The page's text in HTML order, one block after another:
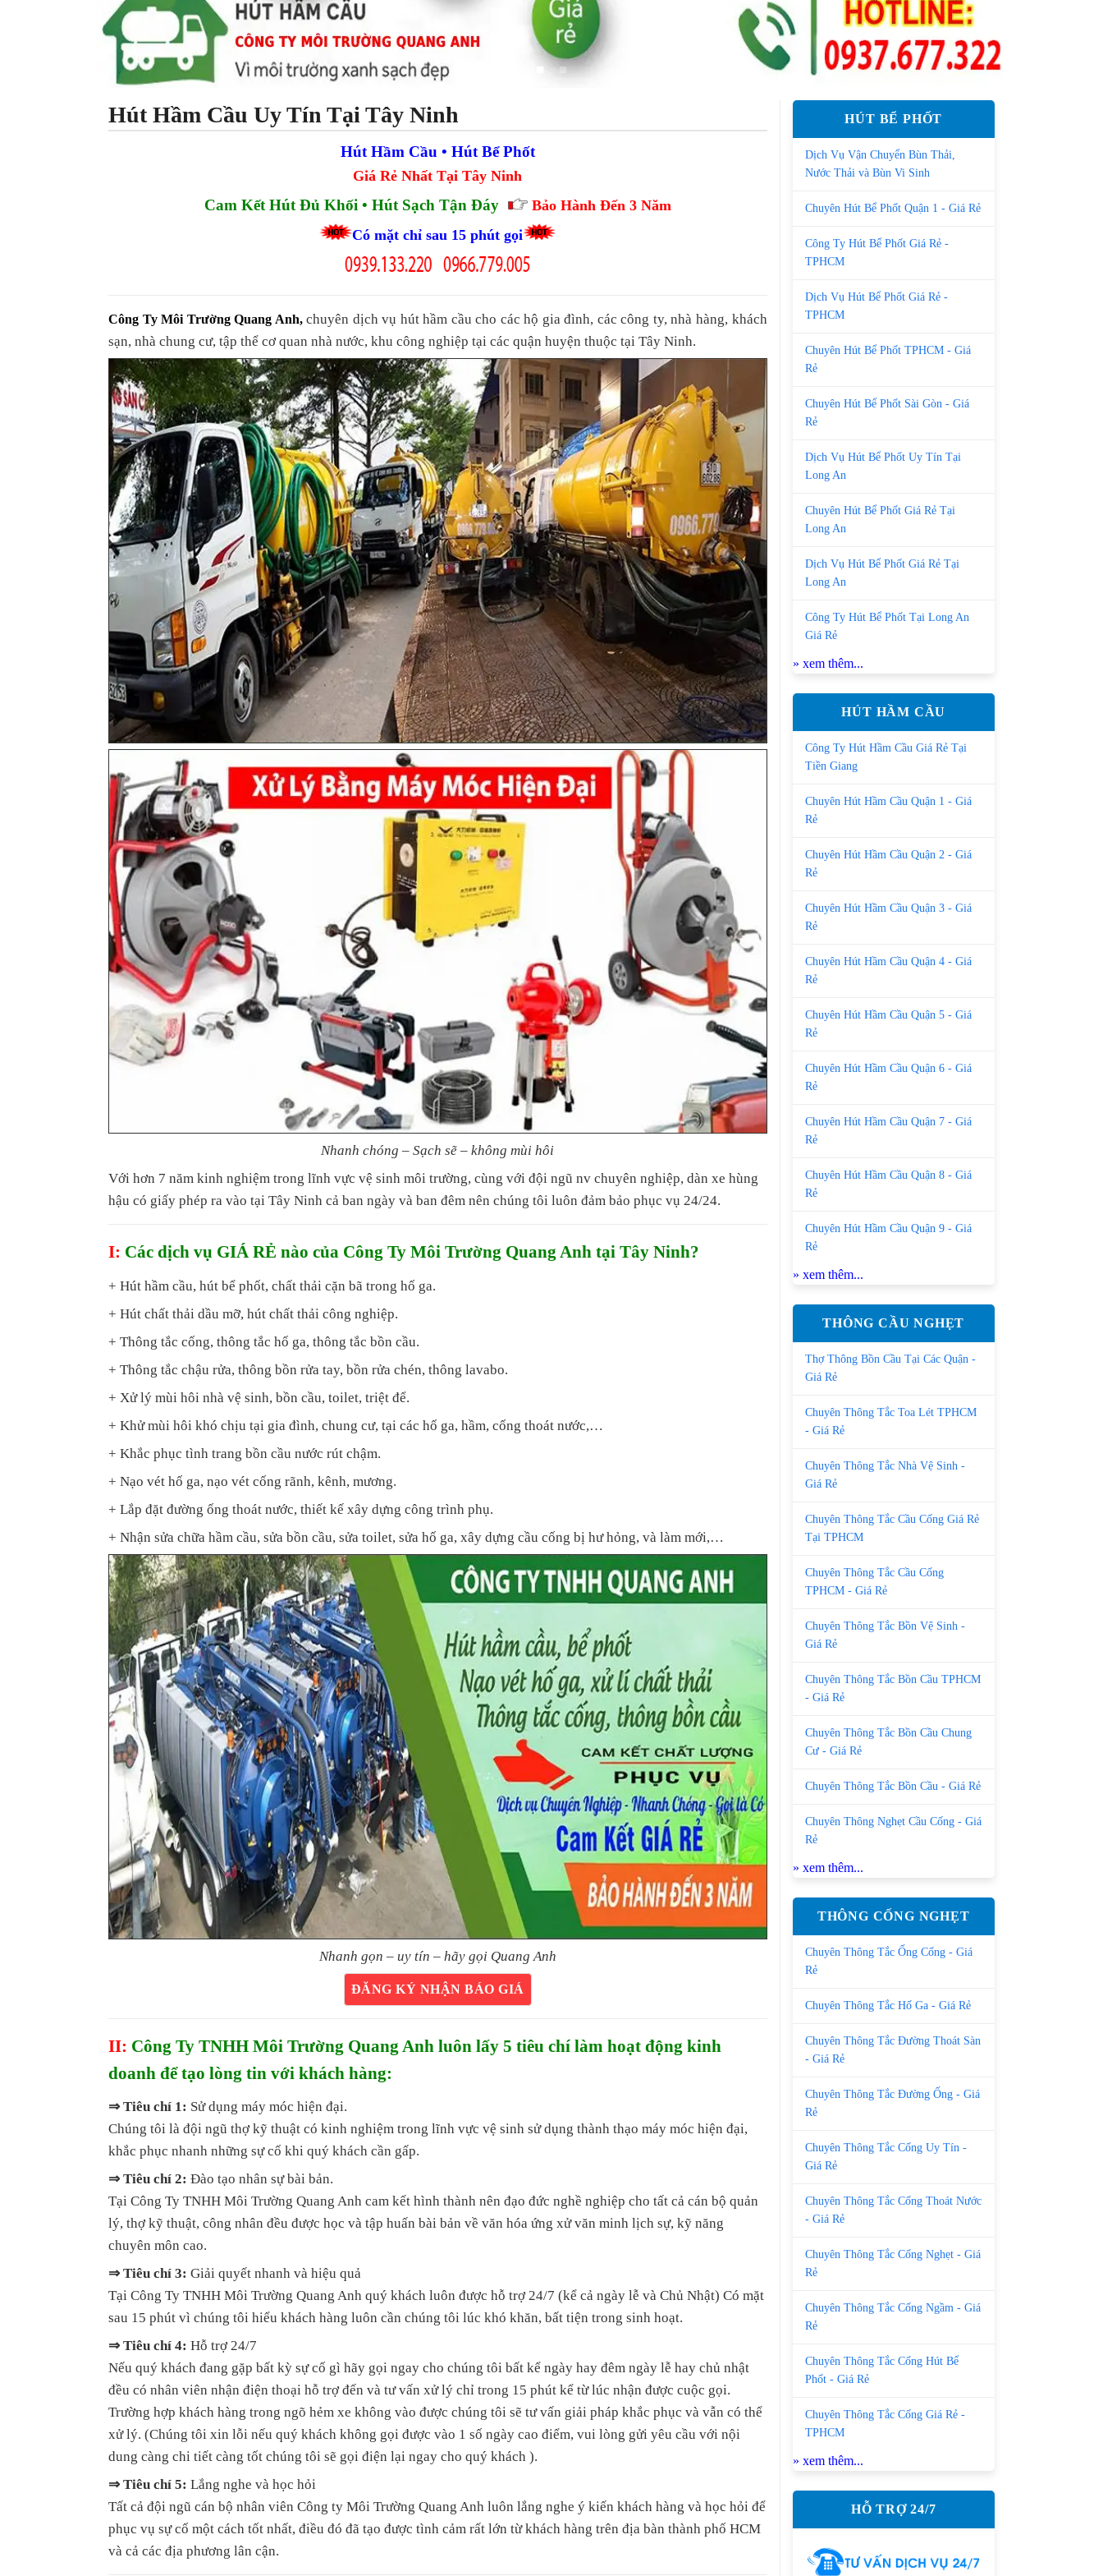
Hút Hầm Cầu Uy Tín Tại Tây Ninh
Hút Hầm Cầu • Hút Bể Phốt
Giá Rẻ Nhất Tại Tây Ninh
Cam Kết Hút Đủ Khối • Hút Sạch Tận Đáy
Bảo Hành Đến 3 Năm
Có mặt chỉ sau 15 phút gọi
Công Ty Môi Trường Quang Anh, chuyên dịch vụ hút hầm cầu cho các hộ gia đình, các công ty, nhà hàng, khách
sạn, nhà chung cư, tập thể cơ quan nhà nước, khu công nghiệp tại các quận huyện thuộc tại Tây Ninh.
Nhanh chóng – Sạch sẽ – không mùi hôi
Với hơn 7 năm kinh nghiệm trong lĩnh vực vệ sinh môi trường, cùng với đội ngũ nv chuyên nghiệp, dàn xe hùng
hậu có giấy phép ra vào tại Tây Ninh cả ban ngày và ban đêm nên chúng tôi luôn đảm bảo phục vụ 24/24.
I: Các dịch vụ GIÁ RẺ nào của Công Ty Môi Trường Quang Anh tại Tây Ninh?
+ Hút hầm cầu, hút bể phốt, chất thải cặn bã trong hố ga.
+ Hút chất thải dầu mỡ, hút chất thải công nghiệp.
+ Thông tắc cống, thông tắc hố ga, thông tắc bồn cầu.
+ Thông tắc chậu rửa, thông bồn rửa tay, bồn rửa chén, thông lavabo.
+ Xử lý mùi hôi nhà vệ sinh, bồn cầu, toilet, triệt để.
+ Khử mùi hôi khó chịu tại gia đình, chung cư, tại các hố ga, hầm, cống thoát nước,…
+ Khắc phục tình trang bồn cầu nước rút chậm.
+ Nạo vét hố ga, nạo vét cống rãnh, kênh, mương.
+ Lắp đặt đường ống thoát nước, thiết kế xây dựng công trình phụ.
+ Nhận sửa chữa hầm cầu, sửa bồn cầu, sửa toilet, sửa hố ga, xây dựng cầu cống bị hư hỏng, và làm mới,…
Nhanh gọn – uy tín – hãy gọi Quang Anh
ĐĂNG KÝ NHẬN BÁO GIÁ
II: Công Ty TNHH Môi Trường Quang Anh luôn lấy 5 tiêu chí làm hoạt động kinh
doanh để tạo lòng tin với khách hàng:
⇒ Tiêu chí 1: Sử dụng máy móc hiện đại.
Chúng tôi là đội ngũ thợ kỹ thuật có kinh nghiệm trong lĩnh vực vệ sinh sử dụng thành thạo máy móc hiện đại,
khắc phục nhanh những sự cố khi quý khách cần gấp.
⇒ Tiêu chí 2: Đào tạo nhân sự bài bản.
Tại Công Ty TNHH Môi Trường Quang Anh cam kết hình thành nên đạo đức nghề nghiệp cho tất cả cán bộ quản
lý, thợ kỹ thuật, công nhân đều được học và tập huấn bài bản về văn hóa ứng xử văn minh lịch sự, kỹ năng
chuyên môn cao.
⇒ Tiêu chí 3: Giải quyết nhanh và hiệu quả
Tại Công Ty TNHH Môi Trường Quang Anh quý khách luôn được hỗ trợ 24/7 (kể cả ngày lễ và Chủ Nhật) Có mặt
sau 15 phút vì chúng tôi hiểu khách hàng luôn cần chúng tôi lúc khó khăn, bất tiện trong sinh hoạt.
⇒ Tiêu chí 4: Hỗ trợ 24/7
Nếu quý khách đang gặp bất kỳ sự cố gì hãy gọi ngay cho chúng tôi bất kể ngày hay đêm ngày lễ hay chủ nhật
đều có nhân viên nhận điện thoại hỗ trợ đến và tư vấn xử lý chỉ trong 15 phút kể từ lúc nhận được cuộc gọi.
Trường hợp khách hàng trong ngõ hẻm xe không vào được chúng tôi sẽ tư vấn giải pháp khắc phục và vẫn có thể
xử lý. (Chúng tôi xin lỗi nếu quý khách không gọi được vào 1 số ngày cao điểm, vui lòng gửi yêu cầu với nội
dung càng chi tiết càng tốt chúng tôi sẽ gọi điện lại ngay cho quý khách ).
⇒ Tiêu chí 5: Lắng nghe và học hỏi
Tất cả đội ngũ cán bộ nhân viên Công ty Môi Trường Quang Anh luôn lắng nghe ý kiến khách hàng và học hỏi để
phục vụ sự cố một cách tốt nhất, điều đó đã tạo được tình cảm rất lớn từ khách hàng trên địa bàn thành phố HCM
và cả các địa phương lân cận.
HÚT BỂ PHỐT
Dịch Vụ Vận Chuyển Bùn Thải,
Nước Thải và Bùn Vi Sinh
Chuyên Hút Bể Phốt Quận 1 - Giá Rẻ
Công Ty Hút Bể Phốt Giá Rẻ -
TPHCM
Dịch Vụ Hút Bể Phốt Giá Rẻ -
TPHCM
Chuyên Hút Bể Phốt TPHCM - Giá
Rẻ
Chuyên Hút Bể Phốt Sài Gòn - Giá
Rẻ
Dịch Vụ Hút Bể Phốt Uy Tín Tại
Long An
Chuyên Hút Bể Phốt Giá Rẻ Tại
Long An
Dịch Vụ Hút Bể Phốt Giá Rẻ Tại
Long An
Công Ty Hút Bể Phốt Tại Long An
Giá Rẻ
» xem thêm...
HÚT HẦM CẦU
Công Ty Hút Hầm Cầu Giá Rẻ Tại
Tiền Giang
Chuyên Hút Hầm Cầu Quận 1 - Giá
Rẻ
Chuyên Hút Hầm Cầu Quận 2 - Giá
Rẻ
Chuyên Hút Hầm Cầu Quận 3 - Giá
Rẻ
Chuyên Hút Hầm Cầu Quận 4 - Giá
Rẻ
Chuyên Hút Hầm Cầu Quận 5 - Giá
Rẻ
Chuyên Hút Hầm Cầu Quận 6 - Giá
Rẻ
Chuyên Hút Hầm Cầu Quận 7 - Giá
Rẻ
Chuyên Hút Hầm Cầu Quận 8 - Giá
Rẻ
Chuyên Hút Hầm Cầu Quận 9 - Giá
Rẻ
» xem thêm...
THÔNG CẦU NGHẸT
Thợ Thông Bồn Cầu Tại Các Quận -
Giá Rẻ
Chuyên Thông Tắc Toa Lét TPHCM
- Giá Rẻ
Chuyên Thông Tắc Nhà Vệ Sinh -
Giá Rẻ
Chuyên Thông Tắc Cầu Cống Giá Rẻ
Tại TPHCM
Chuyên Thông Tắc Cầu Cống
TPHCM - Giá Rẻ
Chuyên Thông Tắc Bồn Vệ Sinh -
Giá Rẻ
Chuyên Thông Tắc Bồn Cầu TPHCM
- Giá Rẻ
Chuyên Thông Tắc Bồn Cầu Chung
Cư - Giá Rẻ
Chuyên Thông Tắc Bồn Cầu - Giá Rẻ
Chuyên Thông Nghẹt Cầu Cống - Giá
Rẻ
» xem thêm...
THÔNG CỐNG NGHẸT
Chuyên Thông Tắc Ống Cống - Giá
Rẻ
Chuyên Thông Tắc Hố Ga - Giá Rẻ
Chuyên Thông Tắc Đường Thoát Sàn
- Giá Rẻ
Chuyên Thông Tắc Đường Ống - Giá
Rẻ
Chuyên Thông Tắc Cống Uy Tín -
Giá Rẻ
Chuyên Thông Tắc Cống Thoát Nước
- Giá Rẻ
Chuyên Thông Tắc Cống Nghẹt - Giá
Rẻ
Chuyên Thông Tắc Cống Ngầm - Giá
Rẻ
Chuyên Thông Tắc Cống Hút Bể
Phốt - Giá Rẻ
Chuyên Thông Tắc Cống Giá Rẻ -
TPHCM
» xem thêm...
HỖ TRỢ 24/7